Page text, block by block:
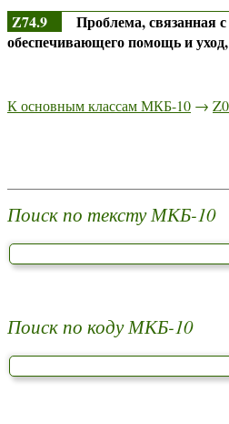
Z74.9
Проблема, связанная
обеспечивающего помощь и
К основным классам МКБ-10 →
Поиск по тексту МКБ-10
Поиск по коду МКБ-10